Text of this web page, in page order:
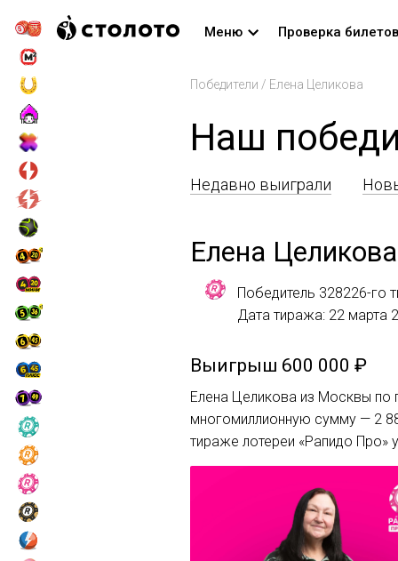
Меню Проверка билетов
Победители / Елена Целикова
Наш
Недавно выиграли
Елена Целикова
Победитель 328226-го
Дата тиража: 22 марта
Выигрыш 600 000 ₽
Елена Целикова из Москвы по
многомиллионную сумму — 2
тираже лотереи «Рапидо Про»